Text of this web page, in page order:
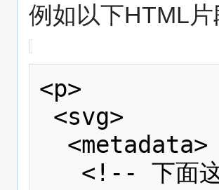
例如以下HTML
<p>